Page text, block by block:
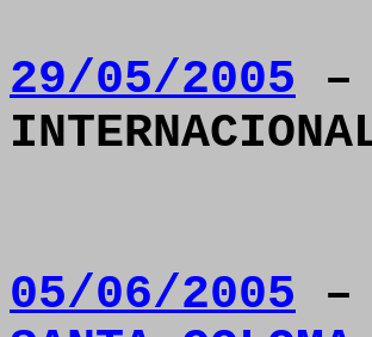
29/05/2005 –
05/06/2005 –